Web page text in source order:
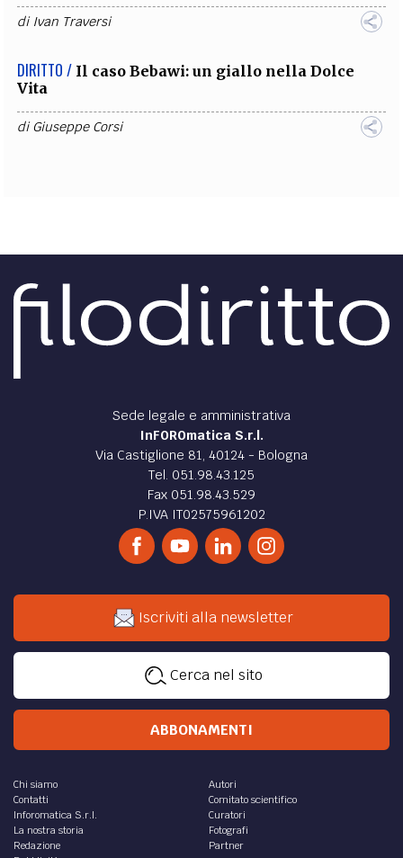
di Ivan Traversi
DIRITTO / Il caso Bebawi: un giallo nella Dolce
Vita
diGiuseppe Corsi
Sede legale e amministrativa
InFOROmatica S.r.l.
Via Castiglione 81, 40124 - Bologna
Tel. 051.98.43.125
Fax 051.98.43.529
P.IVA IT02575961202
Iscriviti alla newsletter
Cerca nel sito
ABBONAMENTI
Chi siamo
Contatti
Inforomatica S.r.l.
La nostra storia
Redazione
Autori
Comitato scientifico
Curatori
Fotografi
Partner